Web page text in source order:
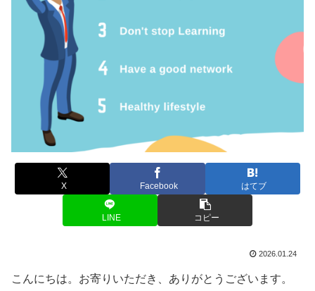
X Facebook はてブ
LINE コピー
2026.01.24
こんにちは。お寄りいただき、ありがとうございます。